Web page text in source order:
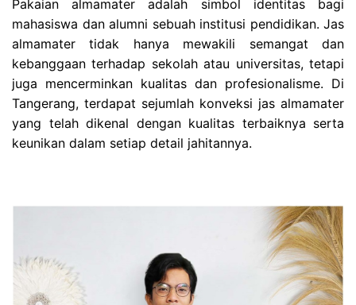
Pakaian almamater adalah simbol identitas bagi
mahasiswa dan alumni sebuah institusi pendidikan. Jas
almamater tidak hanya mewakili semangat dan
kebanggaan terhadap sekolah atau universitas, tetapi
juga mencerminkan kualitas dan profesionalisme. Di
Tangerang, terdapat sejumlah konveksi jas almamater
yang telah dikenal dengan kualitas terbaiknya serta
keunikan dalam setiap detail jahitannya.